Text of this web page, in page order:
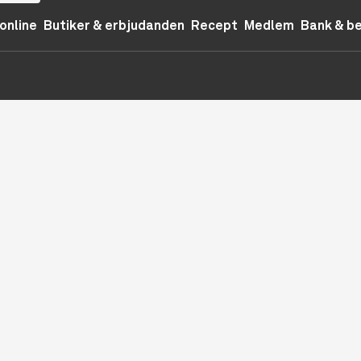
Butiker & erbjudanden Recept Medlem Bank &